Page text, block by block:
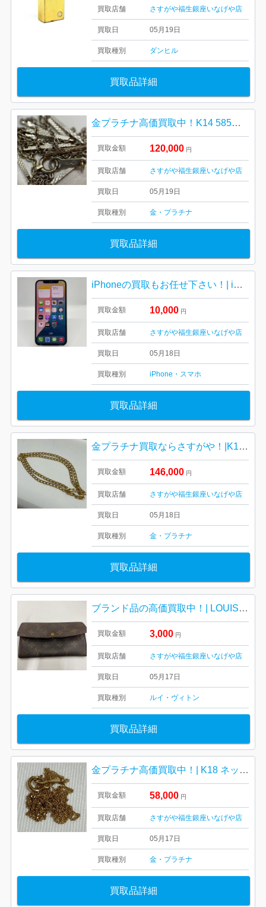
買取店舗 さすがや福生銀座いなげや店
買取日 05月19日
買取種別 ダンヒル
買取品詳細
金プラチナ高価買取中！K14 585ネックレス| 羽村市緑ヶ丘
買取金額 120,000 円
買取店舗 さすがや福生銀座いなげや店
買取日 05月19日
買取種別 金・プラチナ
買取品詳細
iPhoneの買取もお任せ下さい！| iPhone12 バッテリー劣化 付属品無し| 羽村市双葉町
買取金額 10,000 円
買取店舗 さすがや福生銀座いなげや店
買取日 05月18日
買取種別 iPhone・スマホ
買取品詳細
金プラチナ買取ならさすがや！|K18ネックレス| 羽村市富士見平
買取金額 146,000 円
買取店舗 さすがや福生銀座いなげや店
買取日 05月18日
買取種別 金・プラチナ
買取品詳細
ブランド品の高価買取中！| LOUIS VUITTON 長財布| 羽村市東
買取金額 3,000 円
買取店舗 さすがや福生銀座いなげや店
買取日 05月17日
買取種別 ルイ・ヴィトン
買取品詳細
金プラチナ高価買取中！| K18 ネックレス| 羽村市羽西
買取金額 58,000 円
買取店舗 さすがや福生銀座いなげや店
買取日 05月17日
買取種別 金・プラチナ
買取品詳細